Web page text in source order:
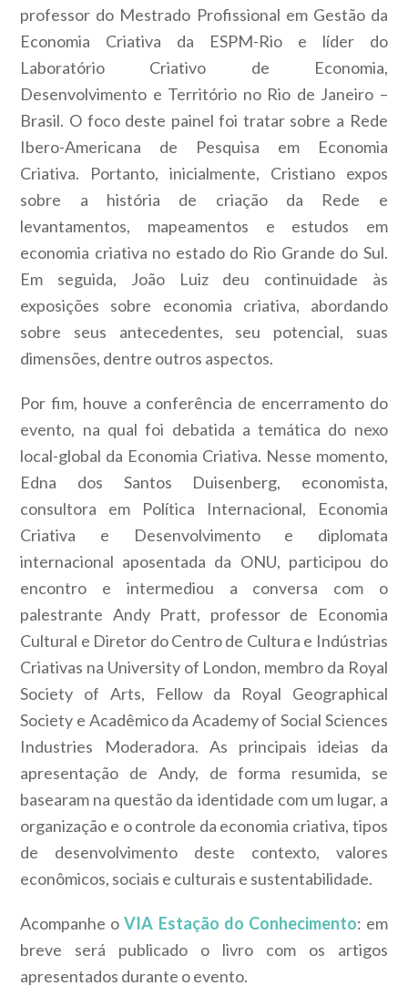
professor do Mestrado Profissional em Gestão da
Economia Criativa da ESPM-Rio e líder do
Laboratório Criativo de Economia,
Desenvolvimento e Território no Rio de Janeiro –
Brasil. O foco deste painel foi tratar sobre a Rede
Ibero-Americana de Pesquisa em Economia
Criativa. Portanto, inicialmente, Cristiano expos
sobre a história de criação da Rede e
levantamentos, mapeamentos e estudos em
economia criativa no estado do Rio Grande do Sul.
Em seguida, João Luiz deu continuidade às
exposições sobre economia criativa, abordando
sobre seus antecedentes, seu potencial, suas
dimensões, dentre outros aspectos.
Por fim, houve a conferência de encerramento do
evento, na qual foi debatida a temática do nexo
local-global da Economia Criativa. Nesse momento,
Edna dos Santos Duisenberg, economista,
consultora em Política Internacional, Economia
Criativa e Desenvolvimento e diplomata
internacional aposentada da ONU, participou do
encontro e intermediou a conversa com o
palestrante Andy Pratt, professor de Economia
Cultural e Diretor do Centro de Cultura e Indústrias
Criativas na University of London, membro da Royal
Society of Arts, Fellow da Royal Geographical
Society e Acadêmico da Academy of Social Sciences
Industries Moderadora. As principais ideias da
apresentação de Andy, de forma resumida, se
basearam na questão da identidade com um lugar, a
organização e o controle da economia criativa, tipos
de desenvolvimento deste contexto, valores
econômicos, sociais e culturais e sustentabilidade.
Acompanhe oVIA Estação do Conhecimento: em
breve será publicado o livro com os artigos
apresentados durante o evento.